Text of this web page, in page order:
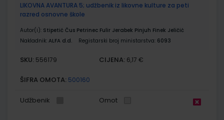
LIKOVNA AVANTURA 5; udžbenik iz likovne kulture za peti
razred osnovne škole
Autor(i): Stipetić Čus Petrinec Fulir Jerabek Pinjuh Finek Jeličić
Nakladnik: ALFA d.d. Registarski broj ministarstva: 6093
SKU: 556179 CIJENA: 6,17 €
ŠIFRA OMOTA: 500160
Udžbenik Omot